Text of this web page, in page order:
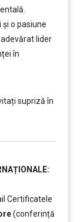
o pasiune
lider
în
supriză în
Certificatele
(conferință